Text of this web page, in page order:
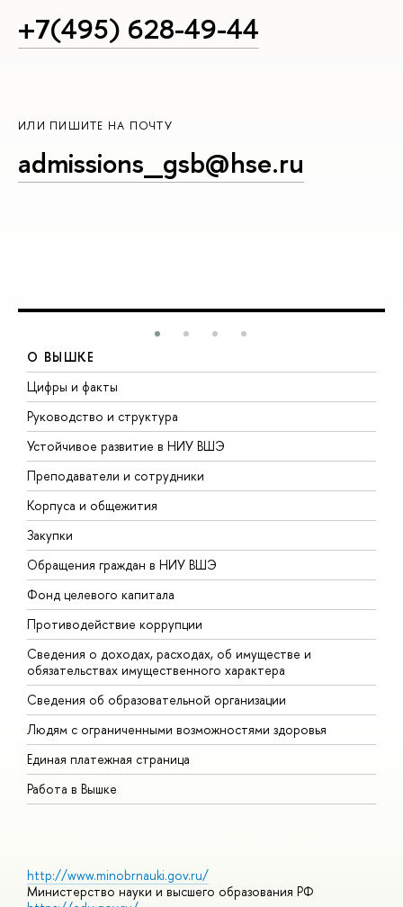
+7(495) 628-49-44
ИЛИ ПИШИТЕ НА ПОЧТУ
admissions_gsb@hse.ru
О ВЫШКЕ
Цифры и факты
Руководство и структура
Устойчивое развитие в НИУ ВШЭ
Преподаватели и сотрудники
Корпуса и общежития
Закупки
Обращения граждан в НИУ ВШЭ
Фонд целевого капитала
Противодействие коррупции
Сведения о доходах, расходах, об имуществе и
обязательствах имущественного характера
Сведения об образовательной организации
Людям с ограниченными возможностями здоровья
Единая платежная страница
Работа в Вышке
http://www.minobrnauki.gov.ru/
Министерство науки и высшего образования РФ